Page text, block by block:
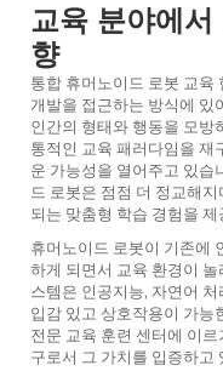
교육 분야에
향
통합 휴머노이드 로봇 교육
개발을 접근하는 방식에 있
인간의 형태와 행동을 모방
통적인 교육 패러다임을 재
운 가능성을 열어주고 있습
드 로봇은 점점 더 정교해
되는 맞춤형 학습 경험을
휴머노이드 로봇이 기존에
하게 되면서 교육 환경이
스템은 인공지능, 자연어
입감 있고 상호작용이 가능
전문 교육 훈련 센터에 이
구로서 그 가치를 입증하고